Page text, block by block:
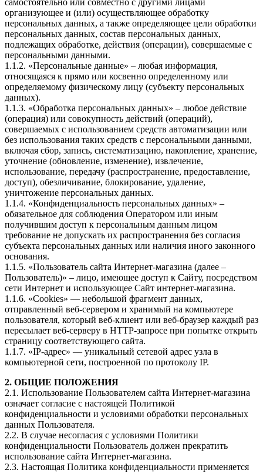
самостоятельно или совместно с другими лицами
организующее и (или) осуществляющее обработку
персональных данных, а также определяющее цели обработки
персональных данных, состав персональных данных,
подлежащих обработке, действия (операции), совершаемые с
персональными данными.
1.1.2. «Персональные данные» – любая информация,
относящаяся к прямо или косвенно определенному или
определяемому физическому лицу (субъекту персональных
данных).
1.1.3. «Обработка персональных данных» – любое действие
(операция) или совокупность действий (операций),
совершаемых с использованием средств автоматизации или
без использования таких средств с персональными данными,
включая сбор, запись, систематизацию, накопление, хранение,
уточнение (обновление, изменение), извлечение,
использование, передачу (распространение, предоставление,
доступ), обезличивание, блокирование, удаление,
уничтожение персональных данных.
1.1.4. «Конфиденциальность персональных данных» –
обязательное для соблюдения Оператором или иным
получившим доступ к персональным данным лицом
требование не допускать их распространения без согласия
субъекта персональных данных или наличия иного законного
основания.
1.1.5. «Пользователь сайта Интернет-магазина (далее –
Пользователь)» – лицо, имеющее доступ к Сайту, посредством
сети Интернет и использующее Сайт интернет-магазина.
1.1.6. «Cookies» — небольшой фрагмент данных,
отправленный веб-сервером и хранимый на компьютере
пользователя, который веб-клиент или веб-браузер каждый раз
пересылает веб-серверу в HTTP-запросе при попытке открыть
страницу соответствующего сайта.
1.1.7. «IP-адрес» — уникальный сетевой адрес узла в
компьютерной сети, построенной по протоколу IP.
2. ОБЩИЕ ПОЛОЖЕНИЯ
2.1. Использование Пользователем сайта Интернет-магазина
означает согласие с настоящей Политикой
конфиденциальности и условиями обработки персональных
данных Пользователя.
2.2. В случае несогласия с условиями Политики
конфиденциальности Пользователь должен прекратить
использование сайта Интернет-магазина.
2.3. Настоящая Политика конфиденциальности применяется